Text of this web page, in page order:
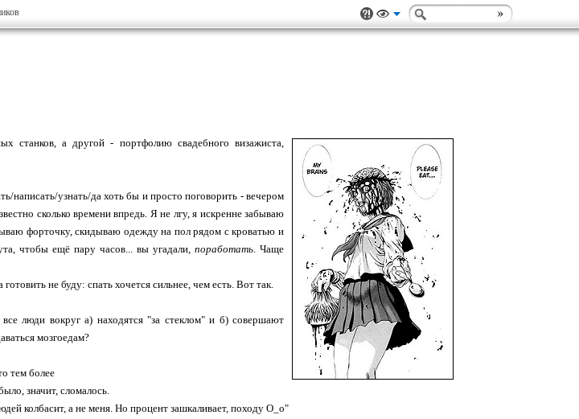
станков, а другой - портфолию свадебного визажиста,
написать/узнать/да хоть бы и просто поговорить - вечером
сколько времени впредь. Я не лгу, я искренне забываю
форточку, скидываю одежду на пол рядом с кроватью и
чтобы ещё пару часов... вы угадали, поработать. Чаще
не буду: спать хочется сильнее, чем есть. Вот так.
люди вокруг а) находятся "за стеклом" и б) совершают
мозгоедам?
тем более
значит, сломалось.
колбасит, а не меня. Но процент зашкаливает, походу О_о"